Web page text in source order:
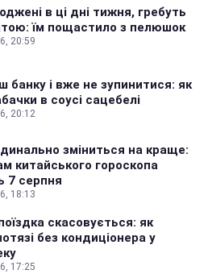
в ці дні тижня, гребуть
їм пощастило з пелюшок
20:59
банку і вже не зупинитися: як
в соусі сацебелі
20:12
зміниться на краще:
китайського гороскопа
7 серпня
18:13
скасовується: як
без кондиціонера у
17:25